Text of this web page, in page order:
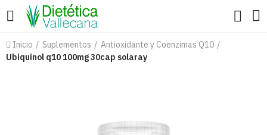
Inicio Suplementos
Antioxidante y Coenzimas Q10
Ubiquinol q10 100mg 30cap solaray